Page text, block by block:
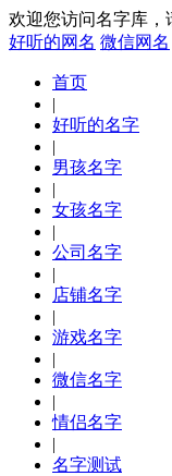
欢迎您访问名字库，
好听的网名 微信网名
首页
|
好听的名字
|
男孩名字
|
女孩名字
|
公司名字
|
店铺名字
|
游戏名字
|
微信名字
|
情侣名字
|
名字测试